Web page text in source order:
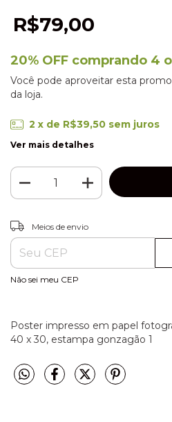
R$79,00
20% OFF comprando 4
Você pode aproveitar esta
da loja.
2 x de R$39,50 sem juros
Ver mais detalhes
Entregas para o CEP:
Meios de envio
Não sei meu CEP
Poster impresso em papel
40 x 30, estampa gonzagão 1